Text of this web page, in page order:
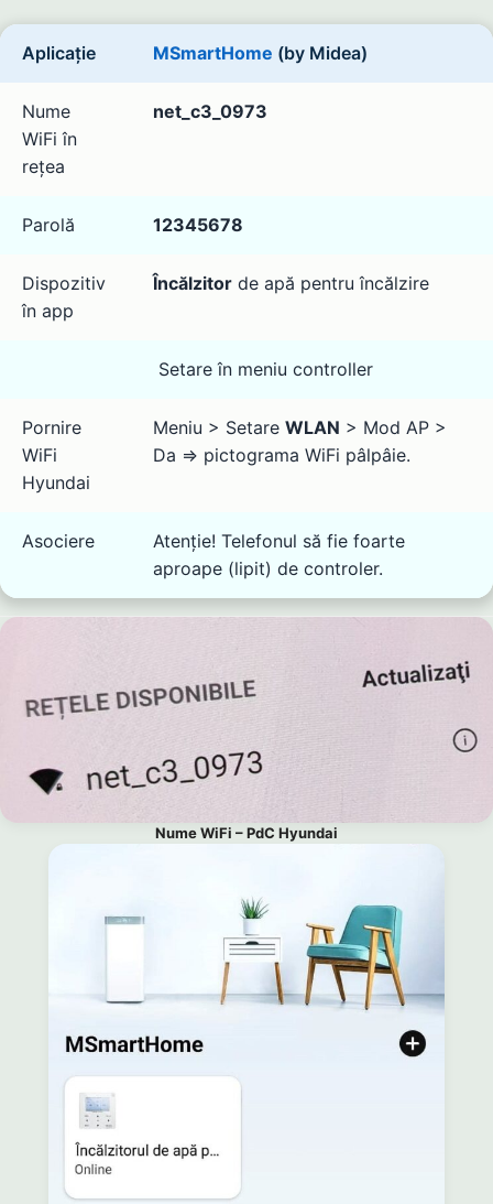
Aplicație MSmartHome (by Midea)
Nume
WiFi în
rețea
net_c3_0973
Parolă 12345678
Dispozitiv
în app
Încălzitor de apă pentru încălzire
Setare în meniu controller
Pornire
WiFi
Hyundai
Meniu > Setare WLAN > Mod AP >
Da ⇒ pictograma WiFi pâlpâie.
Asociere
Atenție! Telefonul să fie foarte
aproape (lipit) de controler.
Nume WiFi – PdC Hyundai